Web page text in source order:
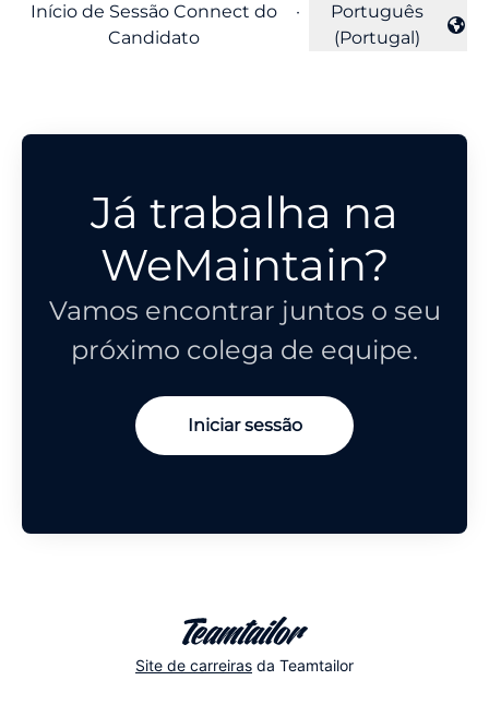
Início de Sessão Connect do
Candidato
·
Alterar idioma
Português
(Portugal)
Já trabalha na
WeMaintain?
Vamos encontrar juntos o seu
próximo colega de equipe.
Iniciar sessão
Site de carreiras da Teamtailor